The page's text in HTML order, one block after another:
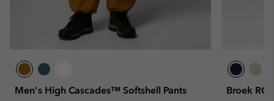
Men's High Cascades™ Softshell Pants Broek